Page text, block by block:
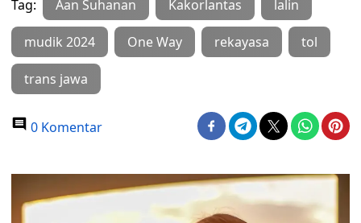
Tag: Aan Suhanan Kakorlantas lalin
mudik 2024 One Way rekayasa tol
trans jawa
0 Komentar